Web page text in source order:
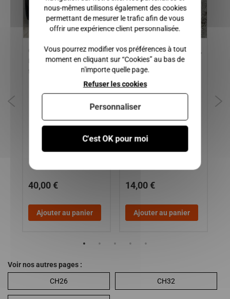
Capot Chatenet Media ,
Barooder , Speedino (
fissuré )
40,00 €
Ajouter au panier
Triangle CHATENET MEDIA,
STELLA
14,00 €
Ajouter au panier
Voir nos autres pages :
CH26
CH32
nous-mêmes utilisons également des cookies
permettant de mesurer le trafic afin de vous
offrir une expérience client personnalisée.
Vous pourrez modifier vos préférences à tout
moment en cliquant sur “Cookies” au bas de
n'importe quelle page.
C'est OK pour moi
Refuser les cookies
Personnaliser